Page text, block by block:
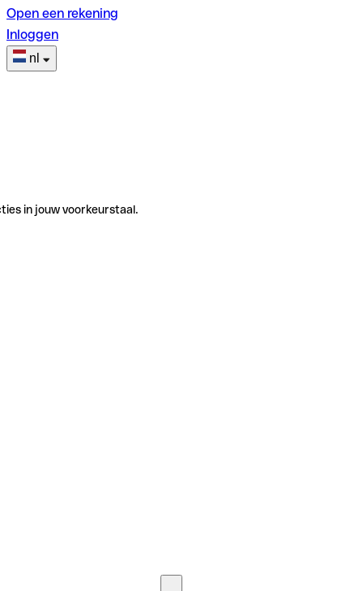
Open een rekening
Inloggen
nl
in jouw voorkeurstaal.